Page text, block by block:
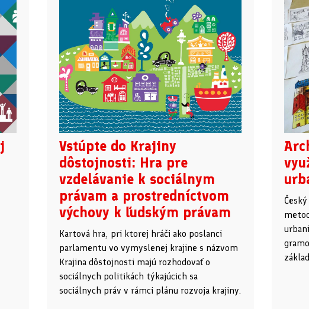
Vstúpte do Krajiny
dôstojnosti: Hra pre
vzdelávanie k sociálnym
právam a prostredníctvom
výchovy k ľudským právam
Kartová hra, pri ktorej hráči ako poslanci
parlamentu vo vymyslenej krajine s názvom
Krajina dôstojnosti majú rozhodovať o
sociálnych politikách týkajúcich sa
sociálnych práv v rámci plánu rozvoja krajiny.